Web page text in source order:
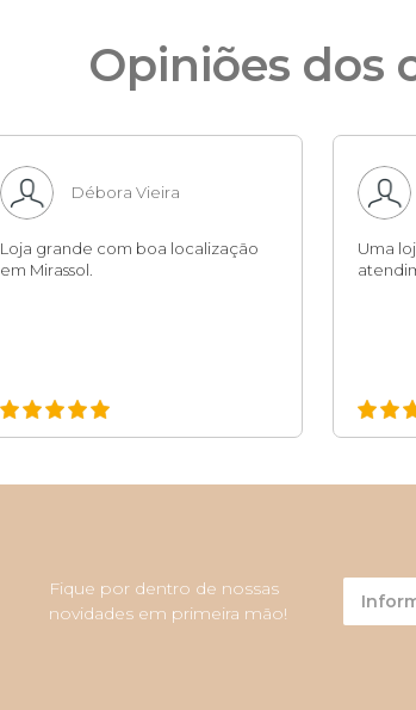
Opiniões dos
Débora Vieira
Loja grande com boa localização
em Mirassol.
Uma
Fique por dentro de nossas
novidades em primeira mão!